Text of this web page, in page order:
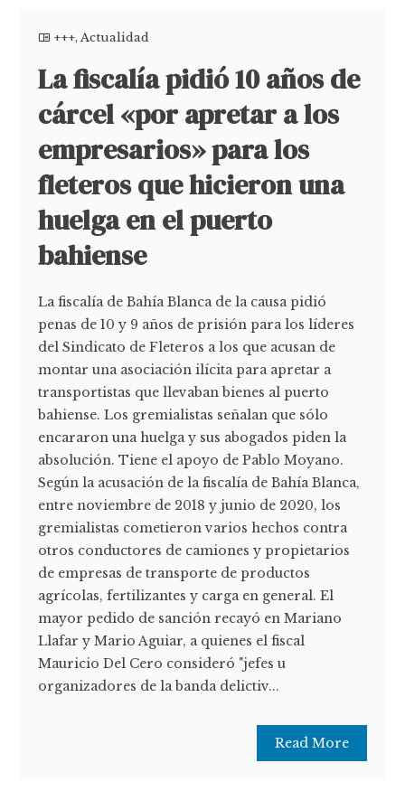
+++,Actualidad
La fiscalía pidió 10 años de
cárcel «por apretar a los
empresarios» para los
fleteros que hicieron una
huelga en el puerto
bahiense
La fiscalía de Bahía Blanca de la causa pidió
penas de 10 y 9 años de prisión para los líderes
del Sindicato de Fleteros a los que acusan de
montar una asociación ilícita para apretar a
transportistas que llevaban bienes al puerto
bahiense. Los gremialistas señalan que sólo
encararon una huelga y sus abogados piden la
absolución. Tiene el apoyo de Pablo Moyano.
Según la acusación de la fiscalía de Bahía Blanca,
entre noviembre de 2018 y junio de 2020, los
gremialistas cometieron varios hechos contra
otros conductores de camiones y propietarios
de empresas de transporte de productos
agrícolas, fertilizantes y carga en general. El
mayor pedido de sanción recayó en Mariano
Llafar y Mario Aguiar, a quienes el fiscal
Mauricio Del Cero consideró "jefes u
organizadores de la banda delictiv...
Read More